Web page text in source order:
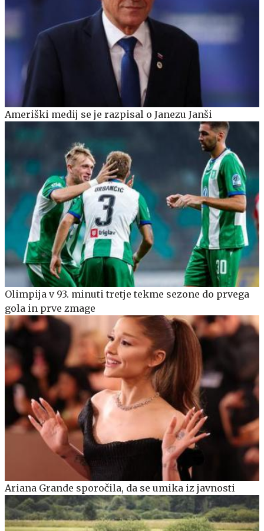
Ameriški medij se je razpisal o Janezu Janši
Olimpija v 93. minuti tretje tekme sezone do prvega
gola in prve zmage
Ariana Grande sporočila, da se umika iz javnosti